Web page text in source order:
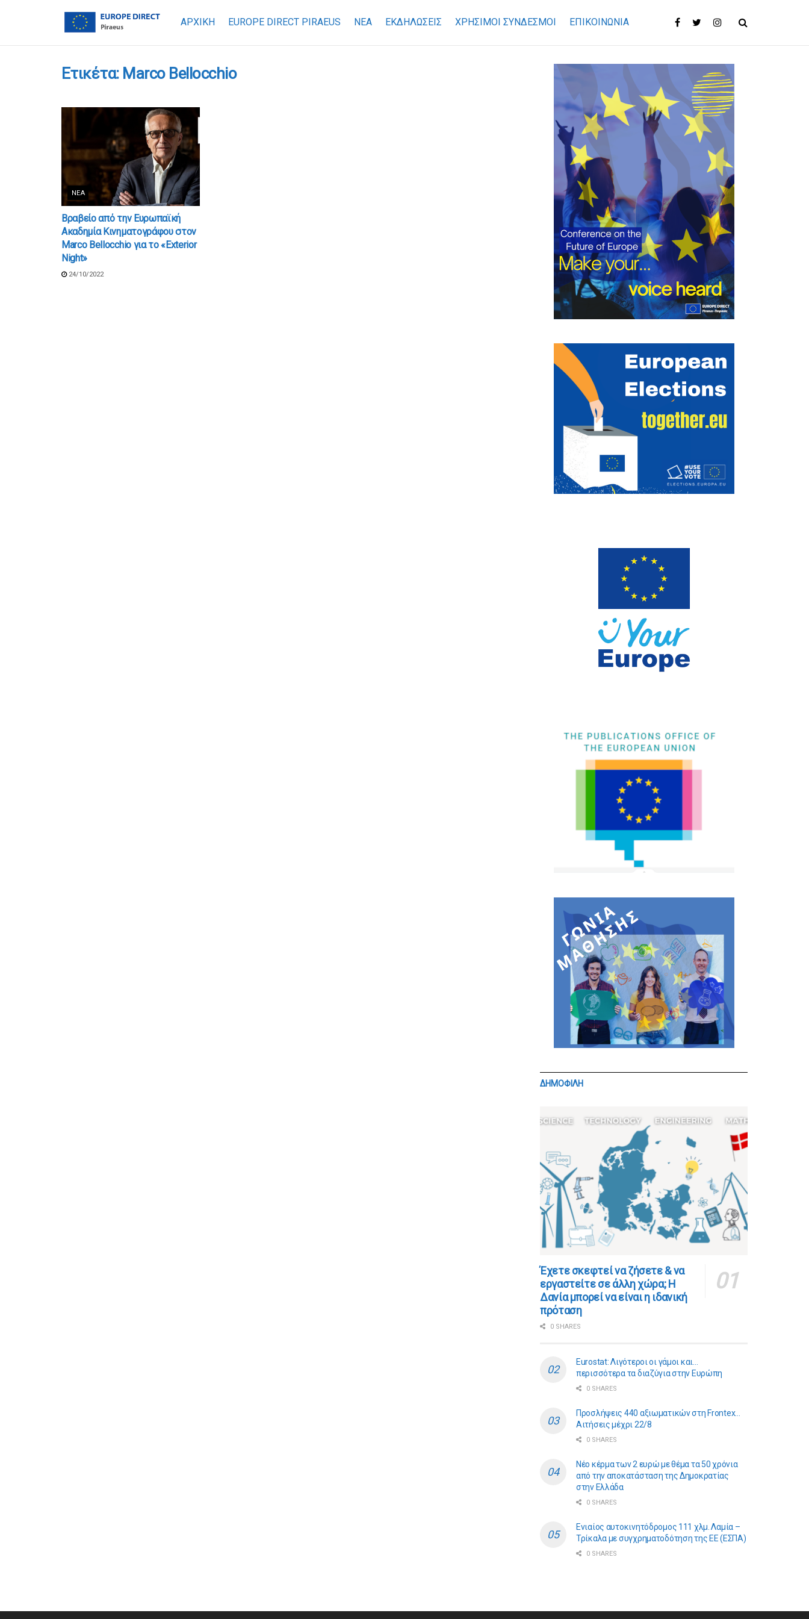
ΑΡΧΙΚΗ EUROPE DIRECT PIRAEUS ΝΕΑ ΕΚΔΗΛΩΣΕΙΣ ΧΡΉΣΙΜΟΙ ΣΎΝΔΕΣΜΟΙ ΕΠΙΚΟΙΝΩΝΊΑ
Ετικέτα: Marco Bellocchio
ΝΈΑ
Βραβείο από την Ευρωπαϊκή
Ακαδημία Κινηματογράφου στον
Marco Bellocchio για το «Exterior
Night»
24/10/2022
ΔΗΜΟΦΙΛΗ
​​Έχετε σκεφτεί να ζήσετε & να
εργαστείτε σε άλλη χώρα; Η
Δανία μπορεί να είναι η ιδανική
πρόταση
0 SHARES
Eurostat: Λιγότεροι οι γάμοι και…
περισσότερα τα διαζύγια στην Ευρώπη
0 SHARES
Προσλήψεις 440 αξιωματικών στη Frontex…
Αιτήσεις μέχρι 22/8
0 SHARES
Νέο κέρμα των 2 ευρώ με θέμα τα 50 χρόνια
από την αποκατάσταση της Δημοκρατίας
στην Ελλάδα
0 SHARES
Ενιαίος αυτοκινητόδρομος 111 χλμ. Λαμία –
Τρίκαλα με συγχρηματοδότηση της ΕE (ΕΣΠΑ)
0 SHARES